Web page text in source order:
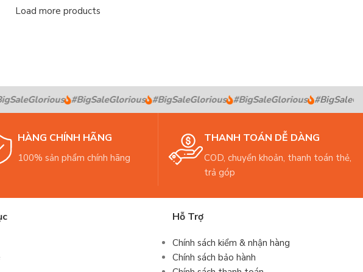
Load more products
#BigSaleGlorious #BigSaleGlorious #BigSaleGlorious
HÀNG CHÍNH HÃNG
100% sản phẩm chính hãng
THANH TOÁN DỄ DÀNG
COD, chuyển khoản, thanh toán thẻ,
trả góp
Hỗ Trợ
Chính sách kiểm & nhận hàng
Chính sách bảo hành